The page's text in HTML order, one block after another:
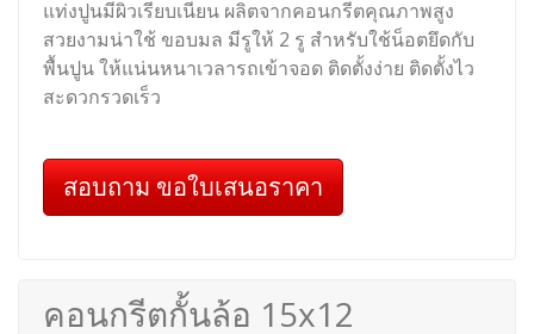
แท่งปูนมีผิวเรียบเนียน ผลิตจากคอนกรีตคุณภาพสูง
สวยงามน่าใช้ ขอบมล มีรูให้ 2 รู สำหรับใช้น็อตยึดกับ
พื้นปูน ให้แน่นหนาเวลารถเข้าจอด ติดตั้งง่าย ติดตั้งไว
สะดวกรวดเร็ว
สอบถาม ขอใบเสนอราคา
คอนกรีตกั้นล้อ 15x12